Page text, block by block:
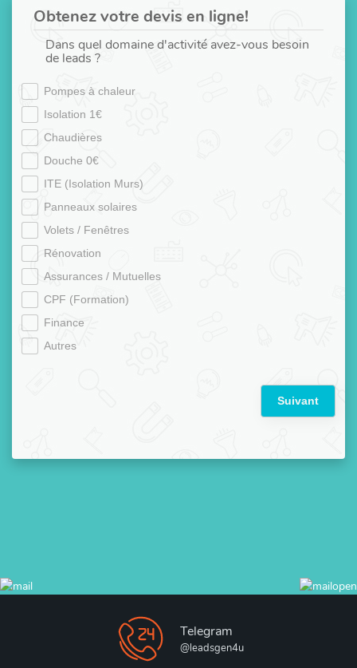
Obtenez votre devis en ligne!
Dans quel domaine d'activité avez-vous besoin
de leads ?
Pompes à chaleur
Isolation 1€
Chaudières
Douche 0€
ITE (Isolation Murs)
Panneaux solaires
Volets / Fenêtres
Rénovation
Assurances / Mutuelles
CPF (Formation)
Finance
Autres
Suivant
Telegram
@leadsgen4u